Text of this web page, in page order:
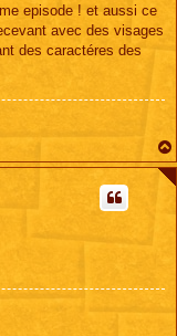
episode ! et aussi ce
avec des visages
des caractéres des